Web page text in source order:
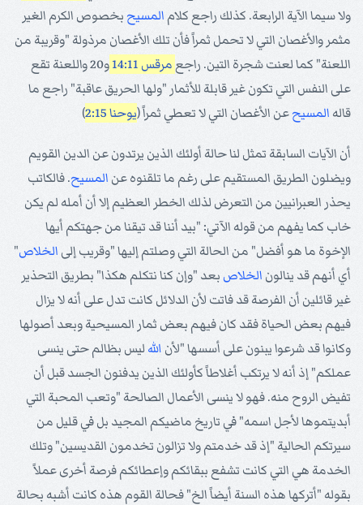
ولا سيما الآية الرابعة. كذلك راجع كلام المسيح بخصوص الكرم الغير
مثمر والأغصان التي لا تحمل ثمراً فأن تلك الأغصان مرذولة "وقريبة من
اللعنة" كما لعنت شجرة التين. راجع مرقس 14:11
و20 واللعنة تقع
على النفس التي تكون غير قابلة للأثمار "ولها الحريق عاقبة" راجع ما
قاله المسيحعن الأغصان التي لا تعطي ثمراً (يوحنا 2:15 )
أن الآيات السابقة تمثل لنا حالة أولئك الذين يرتدون عن الدين القويم
ويضلون الطريق المستقيم على رغم ما تلقنوه عن المسيح. فالكاتب
يحذر العبرانيين من التعرض لذلك الخطر العظيم إلا أن أمله لم يكن
خاب كما يفهم من قوله الآتي: "بيد أننا قد تيقنا من جهتكم أيها
الإخوة ما هو أفضل" من الحالة التي وصلتم إليها "وقريب إلى الخلاص"
أي أنهم قد ينالون الخلاص بعد "وإن كنا نتكلم هكذا" بطريق التحذير
غير قائلين أن الفرصة قد فاتت لأن الدلائل كانت تدل على أنه لا يزال
فيهم بعض الحياة فقد كان فيهم بعض ثمار المسيحية وبعد أصولها
وكانوا قد شرعوا يبنون على أسسها "لأن الله ليس بظالم حتى ينسى
عملكم" إذ أنه لا يرتكب أغلاطاً كأولئك الذين يدفنون الجسد قبل أن
تفيض الروح منه. فهو لا ينسى الأعمال الصالحة "وتعب المحبة التي
أبديتموها لأجل اسمه" في تاريخ ماضيكم المجيد بل في قليل من
سيرتكم الحالية "إذ قد خدمتم ولا تزالون تخدمون القديسين" وتلك
الخدمة هي التي كانت تشفع ببقائكم وإعطائكم فرصة أخرى عملاً
بقوله "أتركها هذه السنة أيضاً الخ" فحالة القوم هذه كانت أشبه بحالة